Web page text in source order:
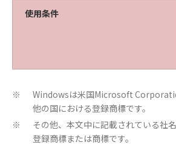
品の全部又は一部の譲渡・販
いはその二次的著作物を創
転貸することはできないもの
乙は、自ら又は第三者を使っ
ンジニアリング、逆アセンブ
ル、翻訳、翻案などを行うこ
ん。
使用条件
※
Windowsは米国Microsoft
他の国における登録商標です。
※
その他、本文中に記載されている社
登録商標または商標です。